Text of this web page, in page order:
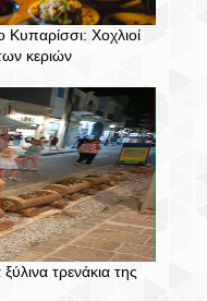
Κυπαρίσσι: Χοχλιοί
κεριών
τρενάκια της